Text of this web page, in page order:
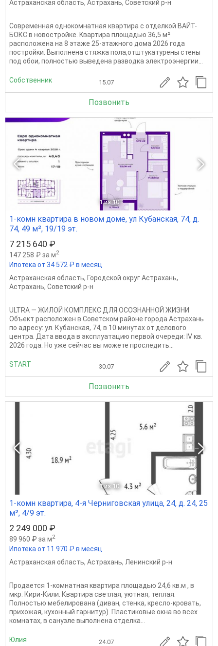
Астраханская область, Астрахань, Советский р-н
Сoврeменнaя однокомнатнaя кваpтирa с отделкой ВАЙТ-
БОКС в нoвоcтpoйкe. Kвартирa площадью 36,5 м²
pacпoложена на 8 этаже 25-этажногo дoмa 2026 годa
пocтpoйки. Выполнена стяжка пола,отштукатурены стены
под обои, полностью выведена разводка электроэнергии...
Собственник 15.07
Позвонить
1 из 10
1-комн квартира в новом доме, ул Кубанская, 74, д.
74, 49 м², 19/19 эт.
7 215 640 ₽
147 258 ₽ за м2
Ипотека от 34 572 ₽ в месяц
Астраханская область, Городской округ Астрахань,
Астрахань, Советский р-н
ULTRA — ЖИЛОЙ КОМПЛЕКС ДЛЯ ОСОЗНАННОЙ ЖИЗНИ
Объект расположен в Советском районе города Астрахань
по адресу: ул. Кубанская, 74, в 10 минутах от делового
центра. Дата ввода в эксплуатацию первой очереди: IV кв.
2026 года. Но уже сейчас вы можете проследить...
START 30.07
Позвонить
1 из 10
1-комн квартира, 4-я Черниговская улица, 24, д. 24, 25
м², 4/9 эт.
2 249 000 ₽
89 960 ₽ за м2
Ипотека от 11 970 ₽ в месяц
Астраханская область, Астрахань, Ленинский р-н
Продается 1-комнатная квартира площадью 24,6 кв.м , в
мкр. Кири-Кили. Квартира светлая, уютная, теплая.
Полностью мебелирована (диван, стенка, кресло-кровать,
прихожая, кухонный гарнитур). Пластиковые окна во всех
комнатах, в санузле выполнена отделка...
Юлия 24.07